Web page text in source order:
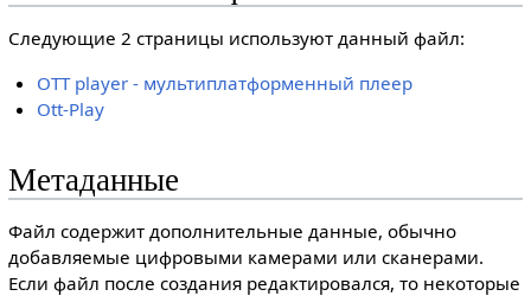
Следующие 2 страницы используют данный файл:
OTT player - мультиплатформенный плеер
Ott-Play
Метаданные
Файл содержит дополнительные данные, обычно
добавляемые цифровыми камерами или сканерами.
Если файл после создания редактировался, то некоторые